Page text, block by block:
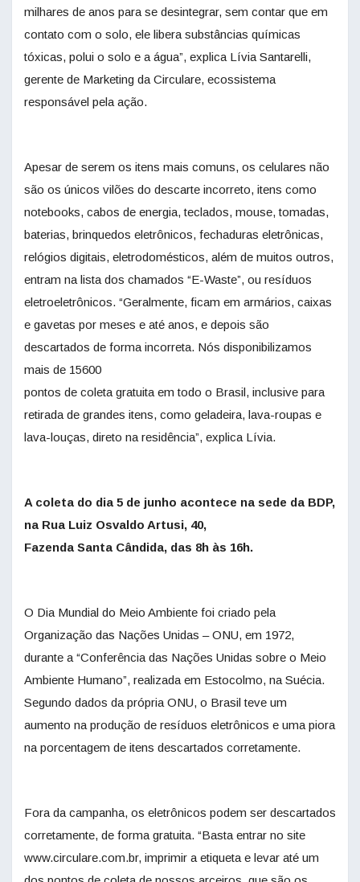
milhares de anos para se desintegrar, sem contar que em
contato com o solo, ele libera substâncias químicas
tóxicas, polui o solo e a água”, explica Lívia Santarelli,
gerente de Marketing da Circulare, ecossistema
responsável pela ação.
Apesar de serem os itens mais comuns, os celulares não
são os únicos vilões do descarte incorreto, itens como
notebooks, cabos de energia, teclados, mouse, tomadas,
baterias, brinquedos eletrônicos, fechaduras eletrônicas,
relógios digitais, eletrodomésticos, além de muitos outros,
entram na lista dos chamados “E-Waste”, ou resíduos
eletroeletrônicos. “Geralmente, ficam em armários, caixas
e gavetas por meses e até anos, e depois são
descartados de forma incorreta. Nós disponibilizamos
mais de 15600
pontos de coleta gratuita em todo o Brasil, inclusive para
retirada de grandes itens, como geladeira, lava-roupas e
lava-louças, direto na residência”, explica Lívia.
A coleta do dia 5 de junho acontece na sede da BDP,
na Rua Luiz Osvaldo Artusi, 40,
Fazenda Santa Cândida, das 8h às 16h.
O Dia Mundial do Meio Ambiente foi criado pela
Organização das Nações Unidas – ONU, em 1972,
durante a “Conferência das Nações Unidas sobre o Meio
Ambiente Humano”, realizada em Estocolmo, na Suécia.
Segundo dados da própria ONU, o Brasil teve um
aumento na produção de resíduos eletrônicos e uma piora
na porcentagem de itens descartados corretamente.
Fora da campanha, os eletrônicos podem ser descartados
corretamente, de forma gratuita. “Basta entrar no site
www.circulare.com.br, imprimir a etiqueta e levar até um